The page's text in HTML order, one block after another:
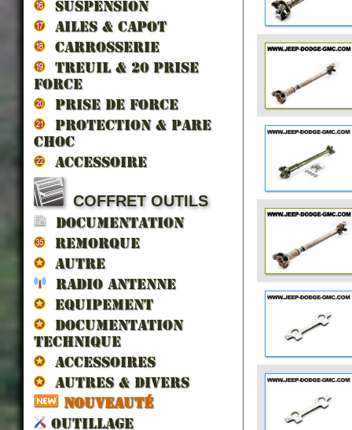
SUSPENSION
AILES & CAPOT
CARROSSERIE
TREUIL & 20 prise
force
PRISE DE FORCE
PROTECTION & PARE
CHOC
ACCESSOIRE
COFFRET OUTILS
DOCUMENTATION
REMORQUE
AUTRE
RADIO ANTENNE
EQUIPEMENT
DOCUMENTATION
TECHNIQUE
ACCESSOIRES
AUTRES & DIVERS
NOUVEAUTÉ
OUTILLAGE